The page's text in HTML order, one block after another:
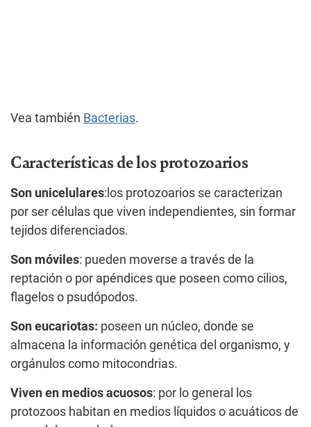
Vea también Bacterias.
Características de los protozoarios
Son unicelulares:los protozoarios se caracterizan
por ser células que viven independientes, sin formar
tejidos diferenciados.
Son móviles: pueden moverse a través de la
reptación o por apéndices que poseen como cilios,
flagelos o psudópodos.
Son eucariotas: poseen un núcleo, donde se
almacena la información genética del organismo, y
orgánulos como mitocondrias.
Viven en medios acuosos: por lo general los
protozoos habitan en medios líquidos o acuáticos de